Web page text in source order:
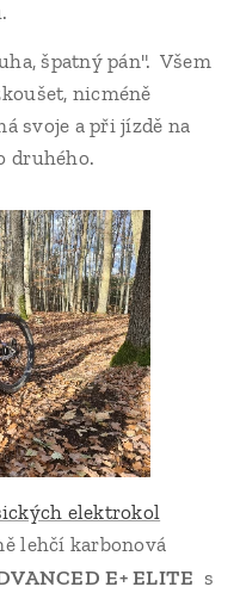
špatný pán". Všem
nicméně
svoje a při jízdě na
druhého.
elektrokol
lehčí karbonová
E+ ELITE s